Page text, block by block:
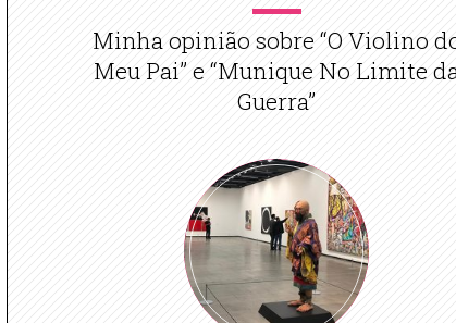
Minha opinião sobre “O Violino
Meu Pai” e “Munique No Limite
Guerra”